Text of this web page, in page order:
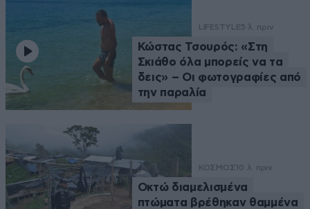
LIFESTYLE5 λ. πριν
Κώστας Τσουρός: «Στη
Σκιάθο όλα μπορείς να τα
δεις» – Οι φωτογραφίες από
την παραλία
ΚΟΣΜΟΣ 10 λ. πριν
Οκτώ διαμελισμένα
πτώματα βρέθηκαν θαμμένα